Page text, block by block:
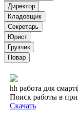
Директор
Кладовщик
Секретарь
Юрист
Грузчик
Повар
hh работа для
Поиск работы в
Скачать